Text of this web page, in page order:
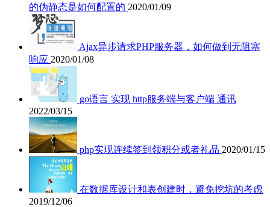
的伪静态是如何配置的 2020/01/09
Ajax异步请求PHP服务器，如何做到无阻塞
响应 2020/01/08
go语言 实现 http服务端与客户端 通讯
2022/03/15
php实现连续签到领积分或者礼品 2020/01/15
在数据库设计和表创建时，避免挖坑的考虑
2019/12/06